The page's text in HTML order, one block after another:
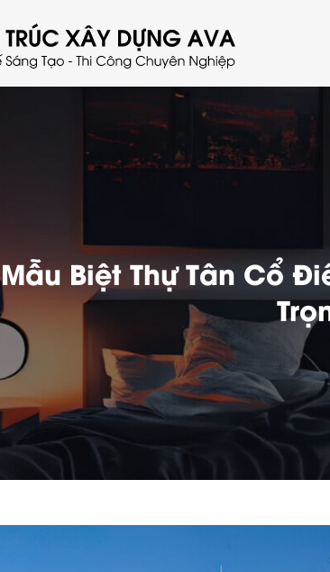
Mẫu Biệt Thự Tân Cổ